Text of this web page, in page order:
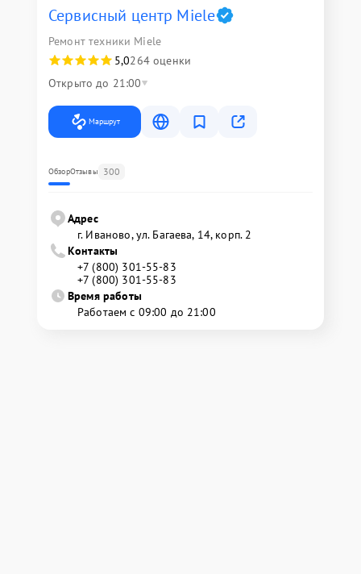
Сервисный центр Miele
Ремонт техники Miele
5,0264 оценки
Открыто до 21:00
Маршрут
ОбзорОтзывы 300
Адрес
г. Иваново, ул. Багаева, 14, корп. 2
Контакты
+7 (800) 301-55-83
+7 (800) 301-55-83
Время работы
Работаем с 09:00 до 21:00